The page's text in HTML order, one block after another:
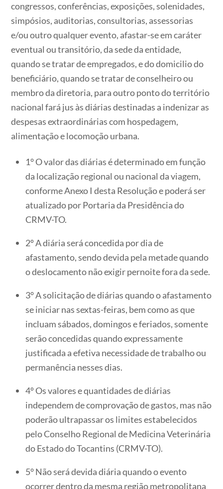
congressos, conferências, exposições, solenidades,
simpósios, auditorias, consultorias, assessorias
e/ou outro qualquer evento, afastar-se em caráter
eventual ou transitório, da sede da entidade,
quando se tratar de empregados, e do domicilio do
beneficiário, quando se tratar de conselheiro ou
membro da diretoria, para outro ponto do território
nacional fará jus às diárias destinadas a indenizar as
despesas extraordinárias com hospedagem,
alimentação e locomoção urbana.
1° O valor das diárias é determinado em função
da localização regional ou nacional da viagem,
conforme Anexo I desta Resolução e poderá ser
atualizado por Portaria da Presidência do
CRMV-TO.
2º A diária será concedida por dia de
afastamento, sendo devida pela metade quando
o deslocamento não exigir pernoite fora da sede.
3° A solicitação de diárias quando o afastamento
se iniciar nas sextas-feiras, bem como as que
incluam sábados, domingos e feriados, somente
serão concedidas quando expressamente
justificada a efetiva necessidade de trabalho ou
permanência nesses dias.
4º Os valores e quantidades de diárias
independem de comprovação de gastos, mas não
poderão ultrapassar os limites estabelecidos
pelo Conselho Regional de Medicina Veterinária
do Estado do Tocantins (CRMV-TO).
5° Não será devida diária quando o evento
ocorrer dentro da mesma região metropolitana